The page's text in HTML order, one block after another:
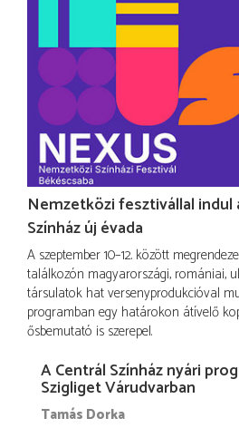
Nemzetközi fesztivállal indul
Színház új évada
A szeptember 10–12. között
találkozón magyarországi, romániai,
társulatok hat versenyprodukcióval
programban egy határokon átívelő
ősbemutató is szerepel.
A Centrál Színház nyári
Szigliget Várudvarban
Tamás Dorka